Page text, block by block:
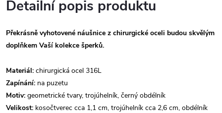
Detailní popis produktu
Překrásně vyhotovené náušnice z chirurgické oceli budou skvělým
doplňkem Vaší kolekce šperků.
Materiál: chirurgická ocel 316L
Zapínání: na puzetu
Motiv: geometrické tvary, trojúhelník, černý obdélník
Velikost: kosočtverec cca 1,1 cm, trojúhelník cca 2,6 cm, obdélník